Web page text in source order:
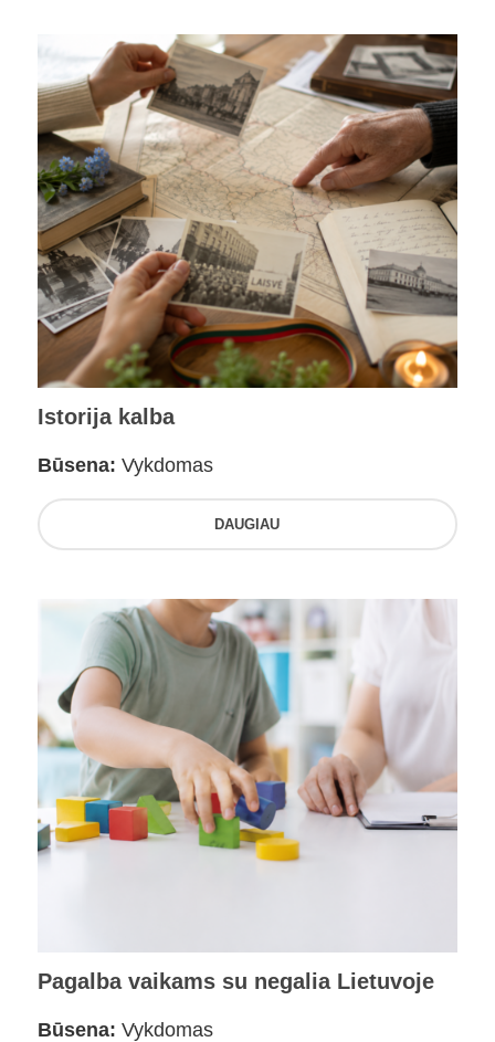
Istorija kalba
Būsena: Vykdomas
DAUGIAU
Pagalba vaikams su negalia Lietuvoje
Būsena: Vykdomas